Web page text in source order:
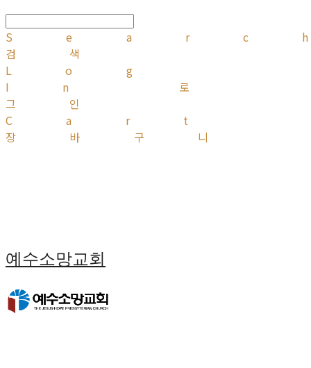
검색
Log
In
로
그인
Cart
장바구니
예수소망교회